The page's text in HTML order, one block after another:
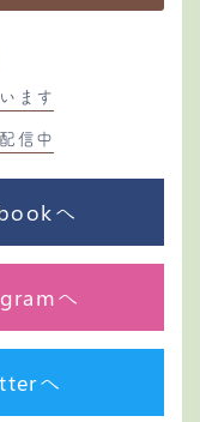
ます
信中
へ
へ
へ